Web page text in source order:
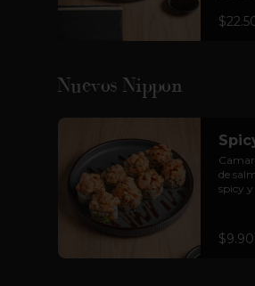
Nuevos Nippon
de
spicy y